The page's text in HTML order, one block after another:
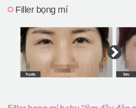
Filler bọng mí